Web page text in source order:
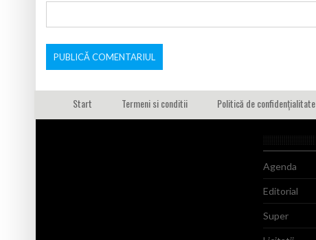
Start Termeni si conditii Politică de confidențialitate
Agenda
Editorial
Super